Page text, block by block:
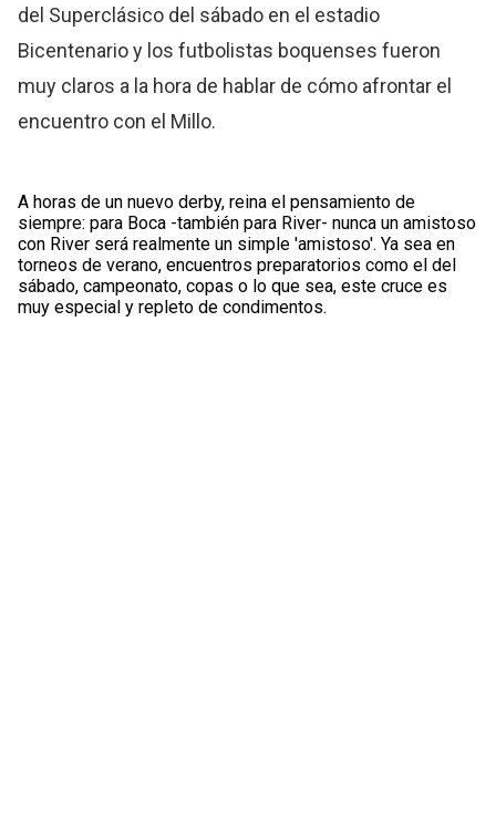
del Superclásico del sábado en el estadio
Bicentenario y los futbolistas boquenses fueron
muy claros a la hora de hablar de cómo afrontar el
encuentro con el Millo.
A horas de un nuevo derby, reina el pensamiento de
siempre: para Boca -también para River- nunca un amistoso
con River será realmente un simple 'amistoso'. Ya sea en
torneos de verano, encuentros preparatorios como el del
sábado, campeonato, copas o lo que sea, este cruce es
muy especial y repleto de condimentos.